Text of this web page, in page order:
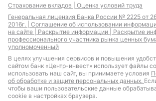
Страхование вкладов | Оценка условий труда
Генеральная лицензия Банка России № 2225 от
2016г. | Соглашение об использовании
на сайте | Раскрытие информации | Раскрытие
профессионального участника рынка ценных
уполномоченный
В целях улучшения сервисов и повышения
сайтом банк «Центр-инвест» использует файлы
использовать наш сайт, вы принимаете условия
об обработке и защите персональных данных.
чтобы ваши пользовательские данные
cookie в настройках браузера.